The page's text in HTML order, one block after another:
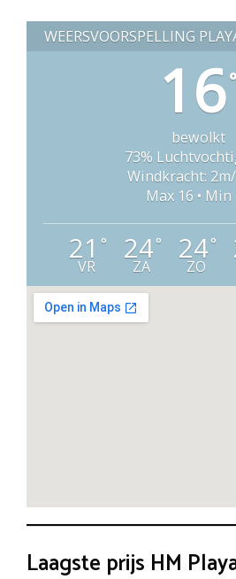
16°
bewolkt
73%
Windkracht:
Max 16 • Min
21 °
VR
24°
ZA
24°
ZO
Laagste prijs HM